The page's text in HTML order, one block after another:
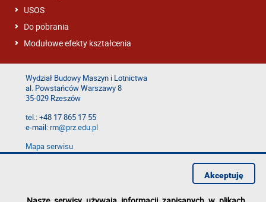
USOS
Do pobrania
Modułowe efekty kształcenia
Wydział Budowy Maszyn i Lotnictwa
al. Powstańców Warszawy 8
35-029 Rzeszów
tel.: +48 17 865 17 55
e-mail:rm@prz.edu.pl
Mapa serwisu
Deklaracja dostępności
Akceptuję